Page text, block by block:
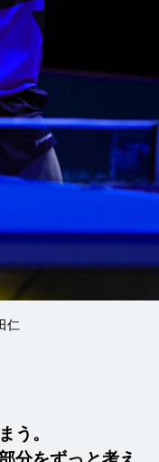
仁
う。